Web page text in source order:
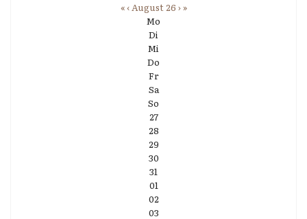
«‹August 26 ›»
Mo
Di
Mi
Do
Fr
Sa
So
27
28
29
30
31
01
02
03